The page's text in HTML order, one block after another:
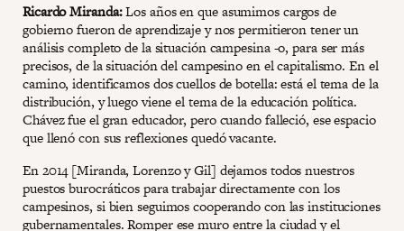
Ricardo Miranda:Los años en que asumimos cargos de
gobierno fueron de aprendizaje y nos permitieron tener un
análisis completo de la situación campesina -o, para ser más
precisos, de la situación del campesino en el capitalismo. En el
camino, identificamos dos cuellos de botella: está el tema de la
distribución, y luego viene el tema de la educación política.
Chávez fue el gran educador, pero cuando falleció, ese espacio
que llenó con sus reflexiones quedó vacante.
En 2014 [Miranda, Lorenzo y Gil] dejamos todos nuestros
puestos burocráticos para trabajar directamente con los
campesinos, si bien seguimos cooperando con las instituciones
gubernamentales. Romper ese muro entre la ciudad y el